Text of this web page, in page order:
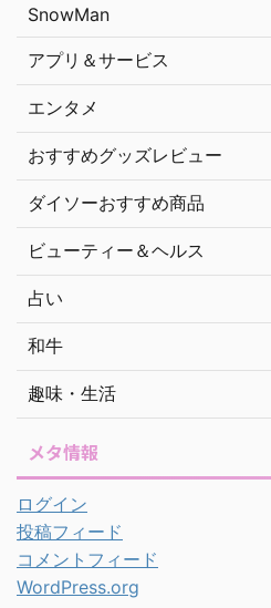
SnowMan
アプリ＆サービス
エンタメ
おすすめグッズレビュー
ダイソーおすすめ商品
ビューティー＆ヘルス
占い
和牛
趣味・生活
メタ情報
ログイン
投稿フィード
コメントフィード
WordPress.org